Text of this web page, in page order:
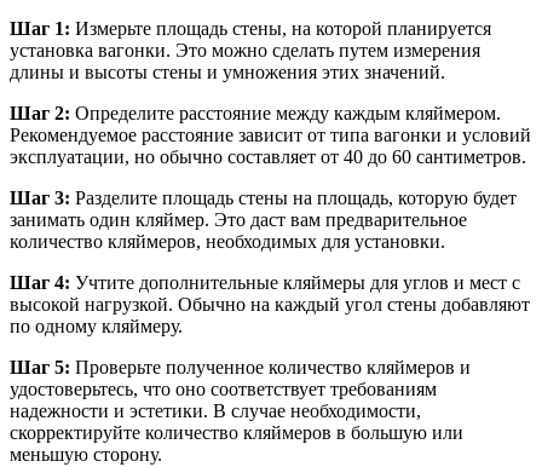
Шаг 1: Измерьте площадь стены, на которой планируется
установка вагонки. Это можно сделать путем измерения
длины и высоты стены и умножения этих значений.
Шаг 2: Определите расстояние между каждым кляймером.
Рекомендуемое расстояние зависит от типа вагонки и условий
эксплуатации, но обычно составляет от 40 до 60 сантиметров.
Шаг 3: Разделите площадь стены на площадь, которую будет
занимать один кляймер. Это даст вам предварительное
количество кляймеров, необходимых для установки.
Шаг 4: Учтите дополнительные кляймеры для углов и мест с
высокой нагрузкой. Обычно на каждый угол стены добавляют
по одному кляймеру.
Шаг 5: Проверьте полученное количество кляймеров и
удостоверьтесь, что оно соответствует требованиям
надежности и эстетики. В случае необходимости,
скорректируйте количество кляймеров в большую или
меньшую сторону.